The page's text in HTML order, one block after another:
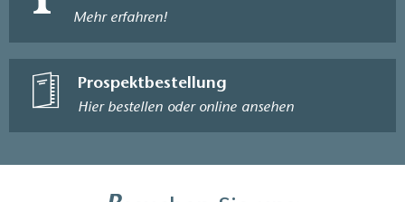
Mehr erfahren!
Prospektbestellung
Hier bestellen oder online ansehen